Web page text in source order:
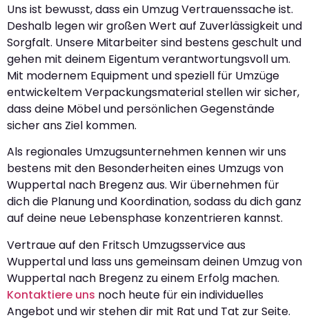
Uns ist bewusst, dass ein Umzug Vertrauenssache ist.
Deshalb legen wir großen Wert auf Zuverlässigkeit und
Sorgfalt. Unsere Mitarbeiter sind bestens geschult und
gehen mit deinem Eigentum verantwortungsvoll um.
Mit modernem Equipment und speziell für Umzüge
entwickeltem Verpackungsmaterial stellen wir sicher,
dass deine Möbel und persönlichen Gegenstände
sicher ans Ziel kommen.
Als regionales Umzugsunternehmen kennen wir uns
bestens mit den Besonderheiten eines Umzugs von
Wuppertal nach Bregenz aus. Wir übernehmen für
dich die Planung und Koordination, sodass du dich ganz
auf deine neue Lebensphase konzentrieren kannst.
Vertraue auf den Fritsch Umzugsservice aus
Wuppertal und lass uns gemeinsam deinen Umzug von
Wuppertal nach Bregenz zu einem Erfolg machen.
Kontaktiere uns noch heute für ein individuelles
Angebot und wir stehen dir mit Rat und Tat zur Seite.